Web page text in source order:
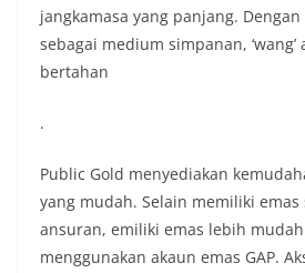
jangkamasa yang panjang.
sebagai medium simpanan, ‘wang’
bertahan
.
Public Gold menyediakan
yang mudah. Selain memiliki
ansuran, emiliki emas lebih
menggunakan akaun emas GAP.